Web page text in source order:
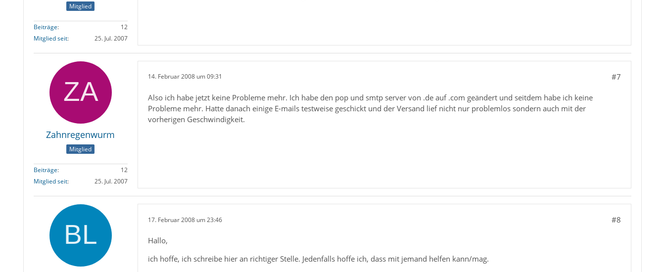
Mitglied
Beiträge
12
Mitglied seit
25. Jul. 2007
Zahnregenwurm
Mitglied
Beiträge
12
Mitglied seit
25. Jul. 2007
14. Februar 2008 um 09:31 #7
Also ich habe jetzt keine Probleme mehr. Ich habe den pop und smtp server von .de auf .com geändert und seitdem habe ich keine
Probleme mehr. Hatte danach einige E-mails testweise geschickt und der Versand lief nicht nur problemlos sondern auch mit der
vorherigen Geschwindigkeit.
17. Februar 2008 um 23:46 #8
Hallo,
ich hoffe, ich schreibe hier an richtiger Stelle. Jedenfalls hoffe ich, dass mit jemand helfen kann/mag.